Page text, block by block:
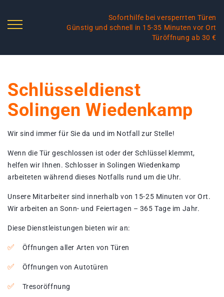
Soforthilfe bei versperrten Türen
Günstig und schnell in 15-35 Minuten vor Ort
Türöffnung ab 30 €
Schlüsseldienst
Solingen Wiedenkamp
Wir sind immer für Sie da und im Notfall zur Stelle!
Wenn die Tür geschlossen ist oder der Schlüssel klemmt,
helfen wir Ihnen. Schlosser in Solingen Wiedenkamp
arbeiteten während dieses Notfalls rund um die Uhr.
Unsere Mitarbeiter sind innerhalb von 15-25 Minuten vor Ort.
Wir arbeiten an Sonn- und Feiertagen – 365 Tage im Jahr.
Diese Dienstleistungen bieten wir an:
Öffnungen aller Arten von Türen
Öffnungen von Autotüren
Tresoröffnung